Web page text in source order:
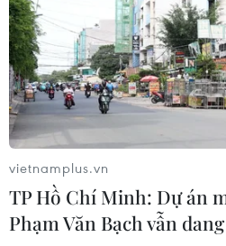
06/08/2026 09:45
Khởi tố người đi bộ gây tai
người trên quốc lộ ở Quảng
06/08/2026 09:44
Các trường đại học sẽ xét
sinh Trường THTP chuyên
vietnamplus.vn
TP Hồ Chí Minh: Dự án
Phạm Văn Bạch vẫn